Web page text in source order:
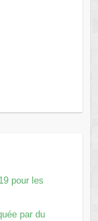
pour les
par du